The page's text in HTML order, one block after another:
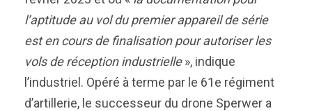
l’aptitude au vol du premier appareil de série
est en cours de finalisation pour autoriser les
vols de réception industrielle», indique
l’industriel. Opéré à terme par le 61e régiment
d’artillerie, le successeur du drone Sperwer a